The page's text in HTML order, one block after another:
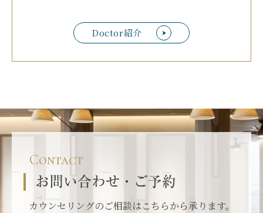
Doctor紹介
Contact
お問い合わせ・ご予約
カウンセリングのご相談はこちらから承ります。